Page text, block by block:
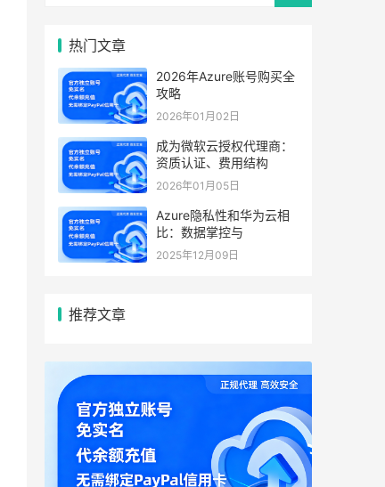
热门文章
2026年Azure账号购买全
攻略
2026年01月02日
成为微软云授权代理商：
资质认证、费用结构
2026年01月05日
Azure隐私性和华为云相
比：数据掌控与
2025年12月09日
推荐文章